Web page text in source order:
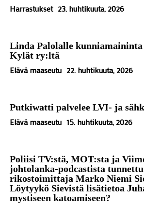
Harrastukset 23. huhtikuuta, 2026
Linda Palolalle kunniamaininta
Kylät ry:ltä
Elävä maaseutu 22. huhtikuuta, 2026
Putkiwatti palvelee LVI- ja
Elävä maaseutu 15. huhtikuuta, 2026
Poliisi TV:stä, MOT:sta ja
johtolanka-podcastista tunnettu
rikostoimittaja Marko Niemi
Löytyykö Sievistä lisätietoa
mystiseen katoamiseen?